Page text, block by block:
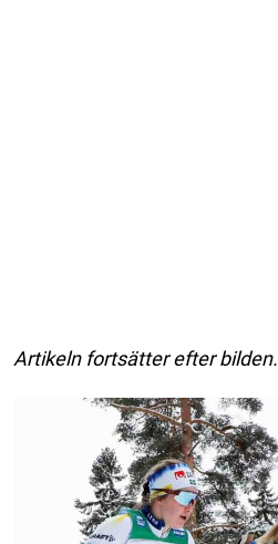
Artikeln fortsätter efter bilden.